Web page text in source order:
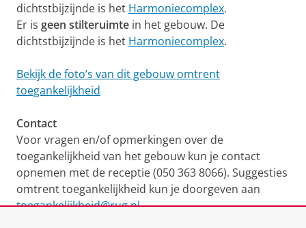
dichtstbijzijnde is het Harmoniecomplex.
Er is geen stilteruimte in het gebouw. De
dichtstbijzijnde is het Harmoniecomplex.
Bekijk de foto’s van dit gebouw omtrent
toegankelijkheid
Contact
Voor vragen en/of opmerkingen over de
toegankelijkheid van het gebouw kun je contact
opnemen met de receptie (050 363 8066). Suggesties
omtrent toegankelijkheid kun je doorgeven aan
toegankelijkheid@rug.nl.